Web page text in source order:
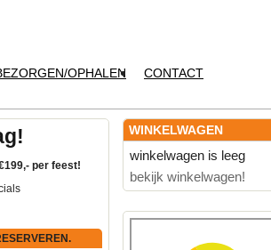
OPHALEN CONTACT
per feest!
WINKELWAGEN
winkelwagen is leeg
bekijk winkelwagen!